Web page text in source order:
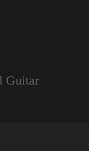
Guitar